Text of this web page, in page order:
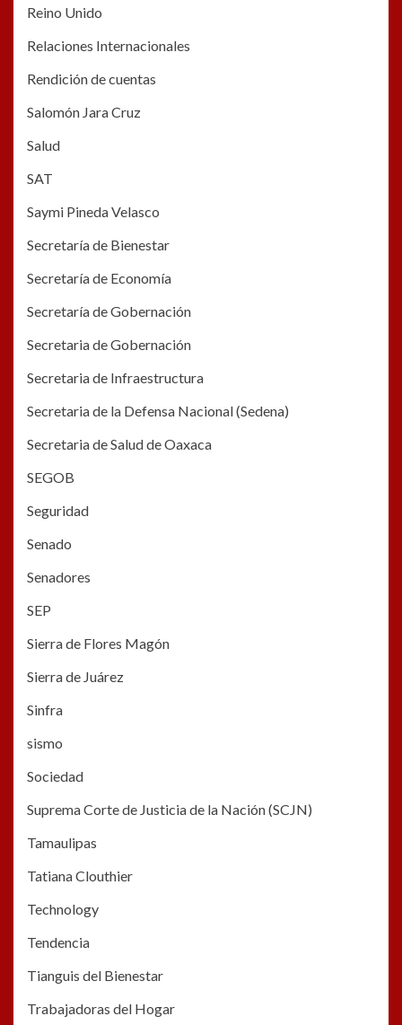
Reino Unido
Relaciones Internacionales
Rendición de cuentas
Salomón Jara Cruz
Salud
SAT
Saymi Pineda Velasco
Secretaría de Bienestar
Secretaría de Economía
Secretaría de Gobernación
Secretaria de Gobernación
Secretaria de Infraestructura
Secretaria de la Defensa Nacional (Sedena)
Secretaria de Salud de Oaxaca
SEGOB
Seguridad
Senado
Senadores
SEP
Sierra de Flores Magón
Sierra de Juárez
Sinfra
sismo
Sociedad
Suprema Corte de Justicia de la Nación (SCJN)
Tamaulipas
Tatiana Clouthier
Technology
Tendencia
Tianguis del Bienestar
Trabajadoras del Hogar